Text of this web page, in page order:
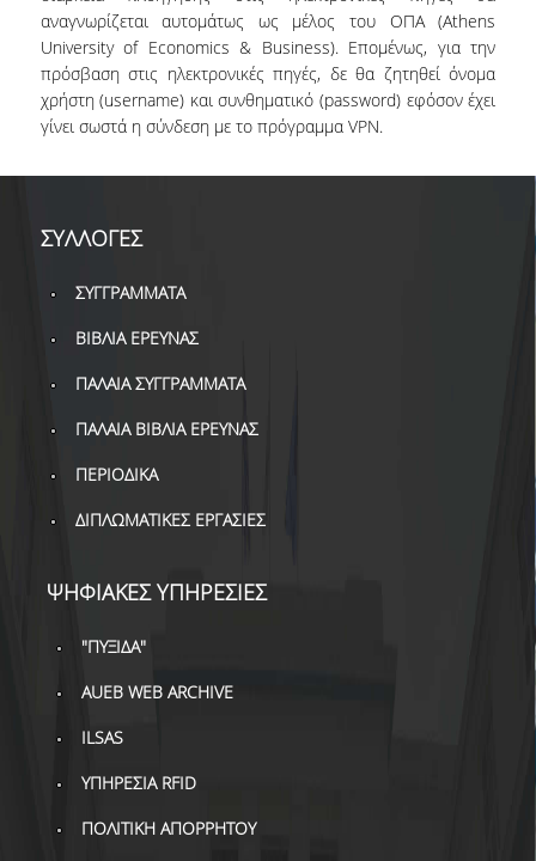
αναγνωρίζεται αυτομάτως ως μέλος του ΟΠΑ (Athens
University of Economics & Business). Επομένως, για την
πρόσβαση στις ηλεκτρονικές πηγές, δε θα ζητηθεί όνομα
χρήστη (username) και συνθηματικό (password) εφόσον έχει
γίνει σωστά η σύνδεση με το πρόγραμμα VPN.
ΣΥΛΛΟΓΕΣ
ΣΥΓΓΡΑΜΜΑΤΑ
ΒΙΒΛΙΑ ΕΡΕΥΝΑΣ
ΠΑΛΑΙΑ ΣΥΓΓΡΑΜΜΑΤΑ
ΠΑΛΑΙΑ ΒΙΒΛΙΑ ΕΡΕΥΝΑΣ
ΠΕΡΙΟΔΙΚΑ
ΔΙΠΛΩΜΑΤΙΚΕΣ ΕΡΓΑΣΙΕΣ
ΨΗΦΙΑΚΕΣ ΥΠΗΡΕΣΙΕΣ
"ΠΥΞΙΔΑ"
AUEB WEB ARCHIVE
ILSAS
ΥΠΗΡΕΣΙΑ RFID
ΠΟΛΙΤΙΚΗ ΑΠΟΡΡΗΤΟΥ